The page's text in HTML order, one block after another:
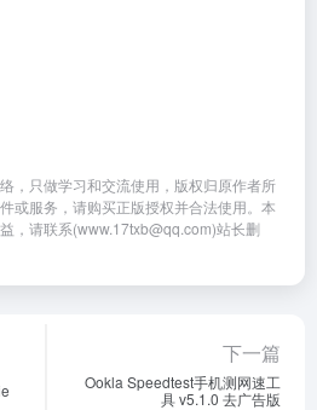
，只做学习和交流使用，版权归原作者所
或服务，请购买正版授权并合法使用。本
，请联系(www.17txb@qq.com)站长删
下一篇
Ookla Speedtest手机测网速工
具 v5.1.0 去广告版